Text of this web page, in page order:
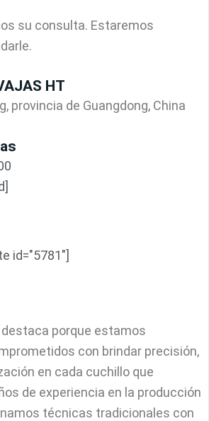
su consulta. Estaremos
HT
provincia de Guangdong, China
id="5781"]
porque estamos
con brindar precisión,
en cada cuchillo que
de experiencia en la producción
técnicas tradicionales con